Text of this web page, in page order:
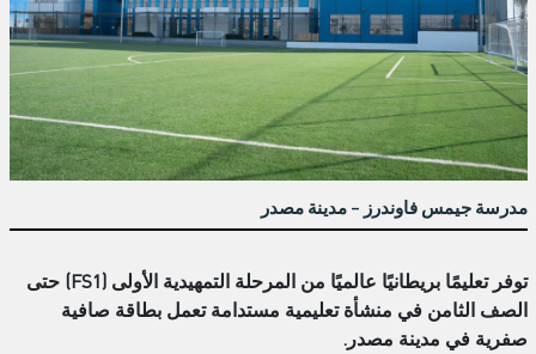
مدرسة جيمس فاوندرز – مدينة مصدر
توفر تعليمًا بريطانيًا عالميًا من المرحلة التمهيدية الأولى (FS1) حتى
الصف الثامن في منشأة تعليمية مستدامة تعمل بطاقة صافية
صفرية في مدينة مصدر.